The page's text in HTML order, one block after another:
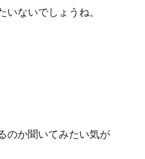
ないでしょうね。
のか聞いてみたい気が